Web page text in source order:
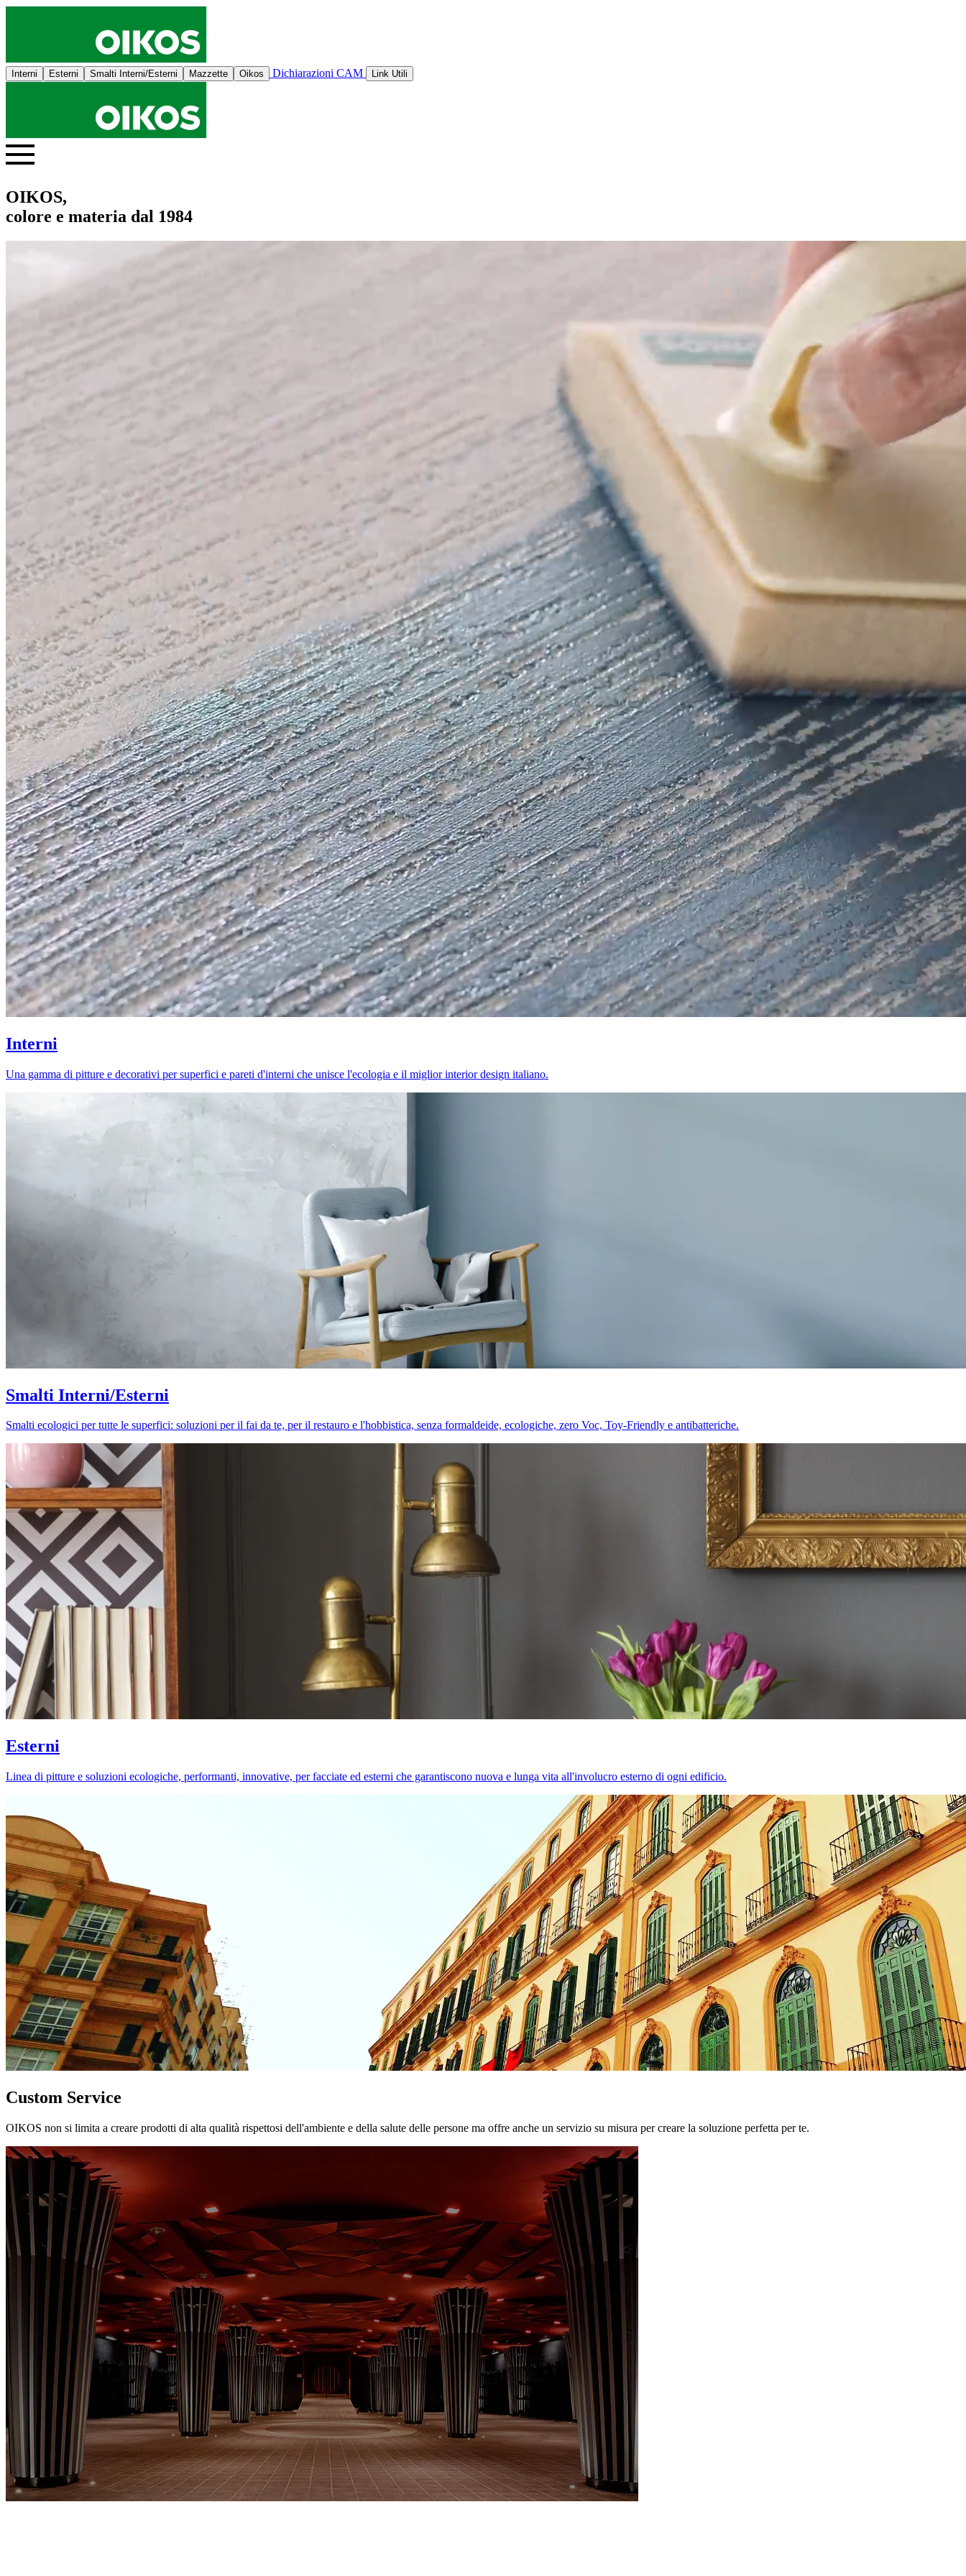
Interni Esterni Smalti Interni/Esterni Mazzette Oikos Dichiarazioni CAM Link Utili
OIKOS,
colore e materia dal 1984
Interni
Una gamma di pitture e decorativi per superfici e pareti d'interni che unisce l'ecologia e il miglior interior design italiano.
Smalti Interni/Esterni
Smalti ecologici per tutte le superfici: soluzioni per il fai da te, per il restauro e l'hobbistica, senza formaldeide, ecologiche, zero Voc, Toy-Friendly e antibatteriche.
Esterni
Linea di pitture e soluzioni ecologiche, performanti, innovative, per facciate ed esterni che garantiscono nuova e lunga vita all'involucro esterno di ogni edificio.
Custom Service
OIKOS non si limita a creare prodotti di alta qualità rispettosi dell'ambiente e della salute delle persone ma offre anche un servizio su misura per creare la soluzione perfetta per te.